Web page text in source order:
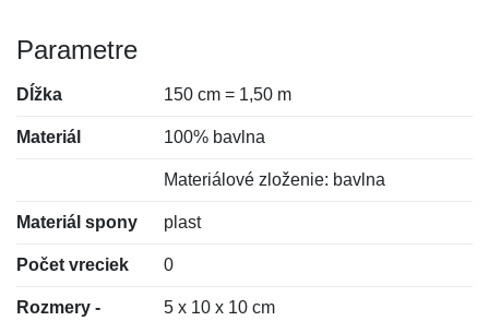
Parametre
Dĺžka 150 cm = 1,50 m
Materiál 100% bavlna
Materiálové zloženie: bavlna
Materiál spony plast
Počet vreciek 0
Rozmery -
5 x 10 x 10 cm